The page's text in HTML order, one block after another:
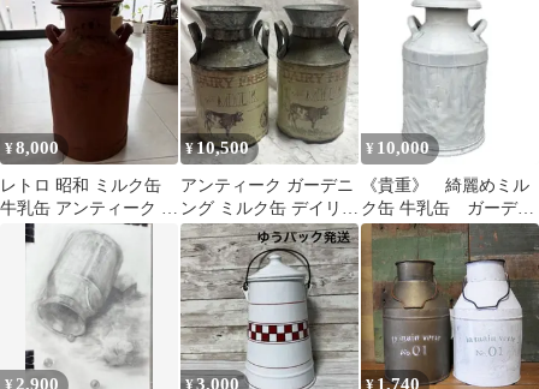
ット 植物用ポット 花器
ポット ブリキ ミルク缶
ブリキ鉢 アイアン 植物
花 ドライフラワー 観葉
植物 園芸 インテリア
卓上 花資材 ） )
¥8,000
レトロ 昭和 ミルク缶
牛乳缶 アンティーク ヴ
ィンテージ
¥10,500
アンティーク ガーデニ
ング ミルク缶 デイリー
フレッシュ まとめ売り
¥ 10,000
《貴重》 綺麗めミル
ク缶 牛乳缶 ガーデニ
ングインテリア ホワ
イト
¥ 2,900 ¥3,000 ¥1,740